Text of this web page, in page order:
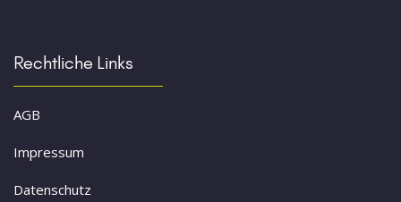
Rechtliche Links
AGB
Impressum
Datenschutz